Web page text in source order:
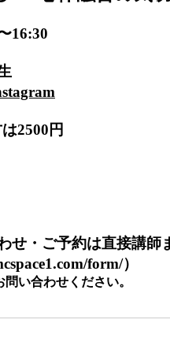
16:30
2500円
せ・ご予約は直接講師
form/）
い合わせください。